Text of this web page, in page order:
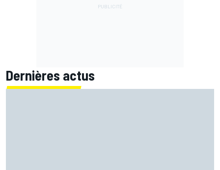
Dernières actus